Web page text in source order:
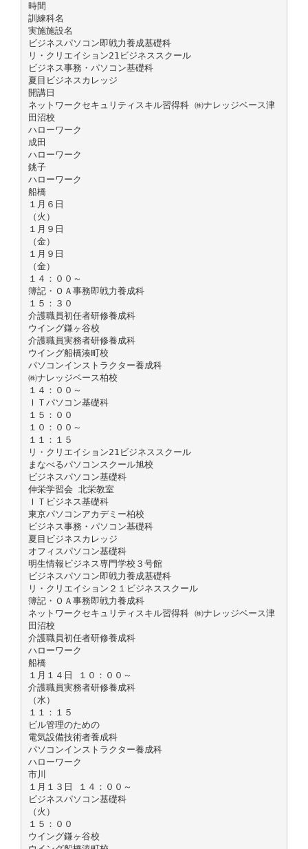
時間
訓練科名
実施施設名
ビジネスパソコン即戦力養成基礎科
リ・クリエイション21ビジネススクール
ビジネス事務・パソコン基礎科
夏目ビジネスカレッジ
開講日
ネットワークセキュリティスキル習得科 ㈱ナレッジベース津
田沼校
ハローワーク
成田
ハローワーク
銚子
ハローワーク
船橋
１月６日
（火）
１月９日
（金）
１月９日
（金）
１４：００～
簿記・ＯＡ事務即戦力養成科
１５：３０
介護職員初任者研修養成科
ウイング鎌ヶ谷校
介護職員実務者研修養成科
ウイング船橋湊町校
パソコンインストラクター養成科
㈱ナレッジベース柏校
１４：００～
ＩＴパソコン基礎科
１５：００
１０：００～
１１：１５
リ・クリエイション21ビジネススクール
まなべるパソコンスクール旭校
ビジネスパソコン基礎科
伸栄学習会 北栄教室
ＩＴビジネス基礎科
東京パソコンアカデミー柏校
ビジネス事務・パソコン基礎科
夏目ビジネスカレッジ
オフィスパソコン基礎科
明生情報ビジネス専門学校３号館
ビジネスパソコン即戦力養成基礎科
リ・クリエイション２１ビジネススクール
簿記・ＯＡ事務即戦力養成科
ネットワークセキュリティスキル習得科 ㈱ナレッジベース津
田沼校
介護職員初任者研修養成科
ハローワーク
船橋
１月１４日 １０：００～
介護職員実務者研修養成科
（水）
１１：１５
ビル管理のための
電気設備技術者養成科
パソコンインストラクター養成科
ハローワーク
市川
１月１３日 １４：００～
ビジネスパソコン基礎科
（火）
１５：００
ウイング鎌ヶ谷校